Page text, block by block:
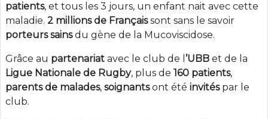
patients, et tous les 3 jours, un enfant nait avec cette
maladie. 2 millions de Françaissont sans le savoir
porteurs sainsdu gène de la Mucoviscidose.
Grâce au partenariat avec le club de l ’UBB et de la
Ligue Nationale de Rugby, plus de 160 patients,
parents de malades, soignantsont été invitéspar le
club.